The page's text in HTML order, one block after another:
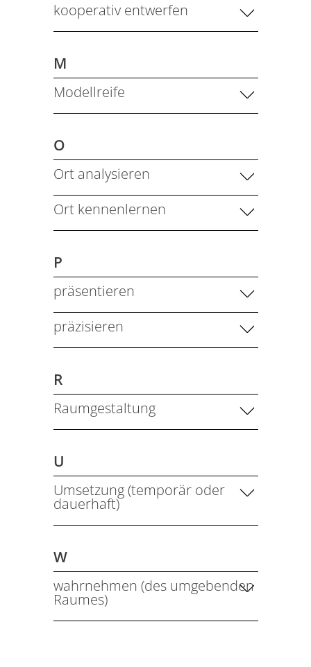
kooperativ entwerfen
M
Modellreife
O
Ort analysieren
Ort kennenlernen
P
präsentieren
präzisieren
R
Raumgestaltung
U
Umsetzung (temporär oder
dauerhaft)
W
wahrnehmen (des umgebenden
Raumes)